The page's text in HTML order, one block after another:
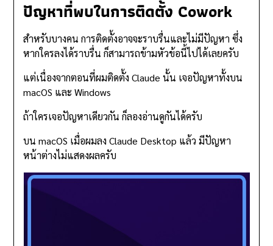
ปัญหาที่พบในการติดตั้ง Cowork
สำหรับบางคน การติดตั้งอาจจะราบรื่นและไม่มีปัญหา ซึ่ง
หากใครลงได้ราบรื่น ก็สามารถข้ามหัวข้อนี้ไปได้เลยครับ
แต่เนื่องจากตอนที่ผมติดตั้ง Claude นั้น เจอปัญหาทั้งบน
macOS และ Windows
ถ้าใครเจอปัญหาเดียวกัน ก็ลองอ่านดูกันได้ครับ
บน macOS เมื่อผมลง Claude Desktop แล้ว มีปัญหา
หน้าต่างไม่แสดงผลครับ